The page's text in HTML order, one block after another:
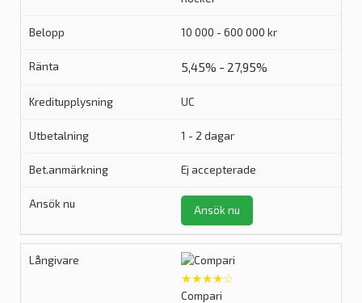
10 000 - 600 000 kr
5,45% - 27,95%
UC
1 - 2 dagar
Ej accepterade
Ansök nu
★★★★☆
Compari